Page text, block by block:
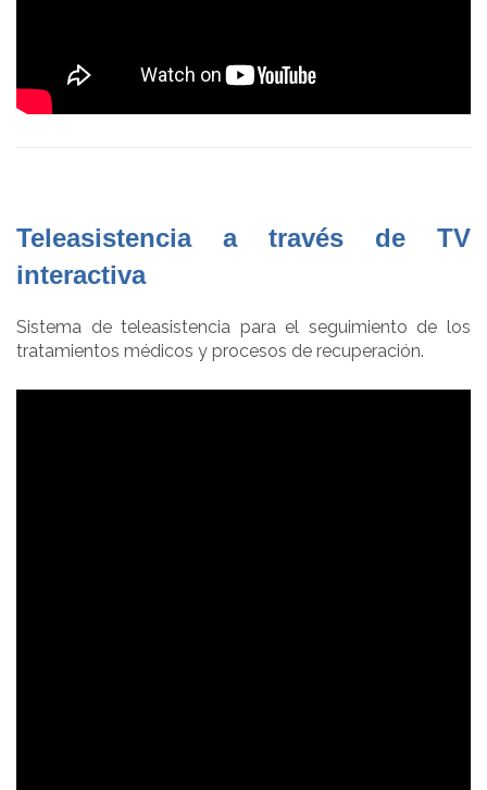
Teleasistencia a través de TV
interactiva
Sistema de teleasistencia para el seguimiento de los
tratamientos médicos y procesos de recuperación.